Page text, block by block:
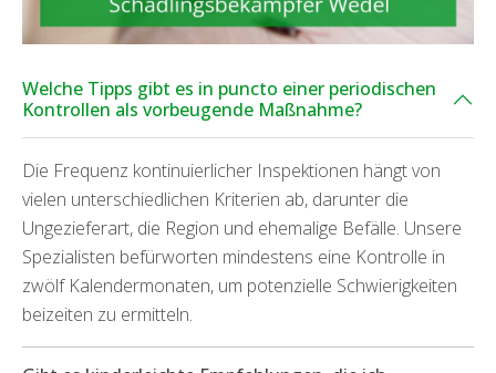
Welche Tipps gibt es in puncto einer periodischen
Kontrollen als vorbeugende Maßnahme?
Die Frequenz kontinuierlicher Inspektionen hängt von
vielen unterschiedlichen Kriterien ab, darunter die
Ungezieferart, die Region und ehemalige Befälle. Unsere
Spezialisten befürworten mindestens eine Kontrolle in
zwölf Kalendermonaten, um potenzielle Schwierigkeiten
beizeiten zu ermitteln.